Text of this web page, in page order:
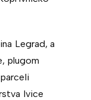
Legrad, a
plugom
Ivice